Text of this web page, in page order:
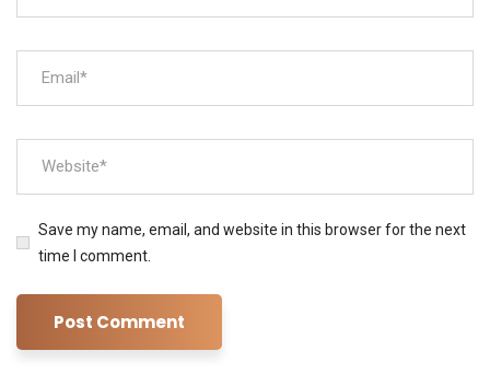
Save my name, email, and website in this browser for the next
time I comment.